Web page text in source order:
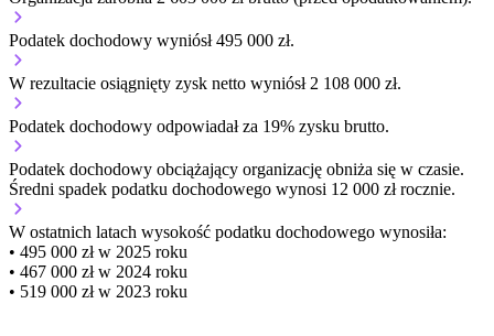
Podatek dochodowy wyniósł 495 000 zł.
W rezultacie osiągnięty zysk netto wyniósł 2 108 000 zł.
Podatek dochodowy odpowiadał za 19% zysku brutto.
Podatek dochodowy obciążający organizację obniża się w czasie.
Średni spadek podatku dochodowego wynosi 12 000 zł rocznie.
W ostatnich latach wysokość podatku dochodowego wynosiła:
• 495 000 zł w 2025 roku
• 467 000 zł w 2024 roku
• 519 000 zł w 2023 roku